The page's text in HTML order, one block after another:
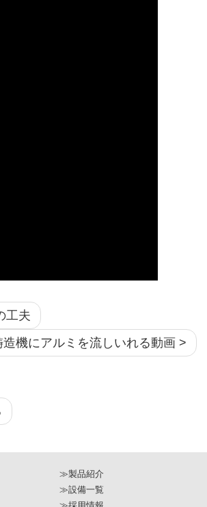
工夫
造機にアルミを流しいれる動画 >
≫製品紹介
≫設備一覧